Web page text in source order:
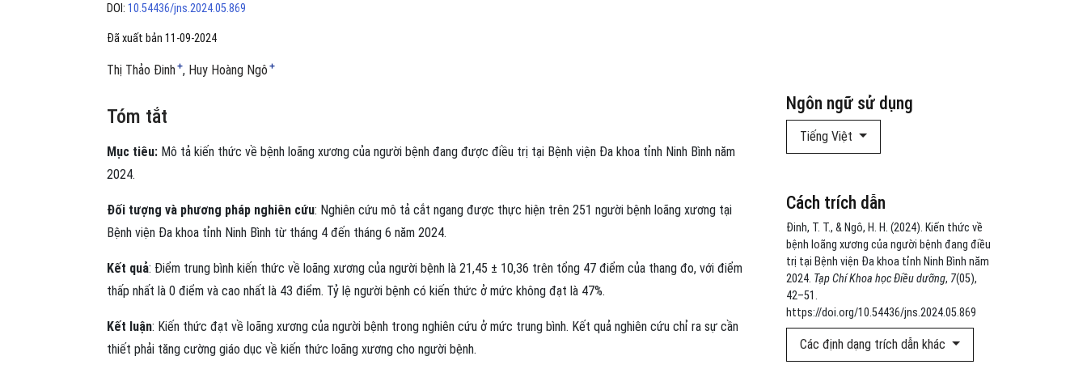
DOI: 10.54436/jns.2024.05.869
Đã xuất bản 11-09-2024
Thị Thảo Đinh+ Huy Hoàng Ngô +
Ngôn ngữ sử dụng
Tiếng Việt
Cách trích dẫn
Đinh, T. T., & Ngô, H. H. (2024). Kiến thức về
bệnh loãng xương của người bệnh đang điều
trị tại Bệnh viện Đa khoa tỉnh Ninh Bình năm
2024. Tạp Chí Khoa học Điều dưỡng, 7(05),
42–51.
https://doi.org/10.54436/jns.2024.05.869
Các định dạng trích dẫn khác
Tóm tắt
Mục tiêu: Mô tả kiến thức về bệnh loãng xương của người bệnh đang được điều trị tại Bệnh viện Đa khoa tỉnh Ninh Bình năm
2024.
Đối tượng và phương pháp nghiên cứu: Nghiên cứu mô tả cắt ngang được thực hiện trên 251 người bệnh loãng xương tại
Bệnh viện Đa khoa tỉnh Ninh Bình từ tháng 4 đến tháng 6 năm 2024.
Kết quả: Điểm trung bình kiến thức về loãng xương của người bệnh là 21,45 ± 10,36 trên tổng 47 điểm của thang đo, với điểm
thấp nhất là 0 điểm và cao nhất là 43 điểm. Tỷ lệ người bệnh có kiến thức ở mức không đạt là 47%.
Kết luận: Kiến thức đạt về loãng xương của người bệnh trong nghiên cứu ở mức trung bình. Kết quả nghiên cứu chỉ ra sự cần
thiết phải tăng cường giáo dục về kiến thức loãng xương cho người bệnh.